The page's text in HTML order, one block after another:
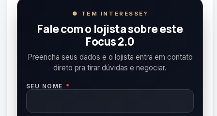
● TEM INTERESSE?
Fale com o lojista sobre este
Focus 2.0
Preencha seus dados e o lojista entra em contato
direto pra tirar dúvidas e negociar.
SEU NOME *